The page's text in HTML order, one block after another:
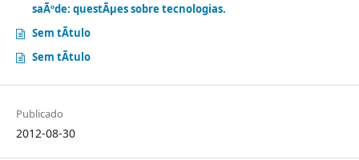
saÃºde: questÃµes sobre tecnologias.
Sem tÃ­tulo
Sem tÃ­tulo
Publicado
2012-08-30